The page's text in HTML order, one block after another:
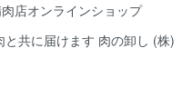
店オンラインショップ